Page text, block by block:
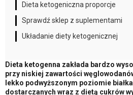
Dieta ketogeniczna proporcje
Sprawdź sklep z suplementami
Układanie diety ketogenicznej
Dieta ketogenna zakłada bardzo
przy niskiej zawartości
lekko podwyższonym poziomie
dostarczanych wraz z dietą cukrów